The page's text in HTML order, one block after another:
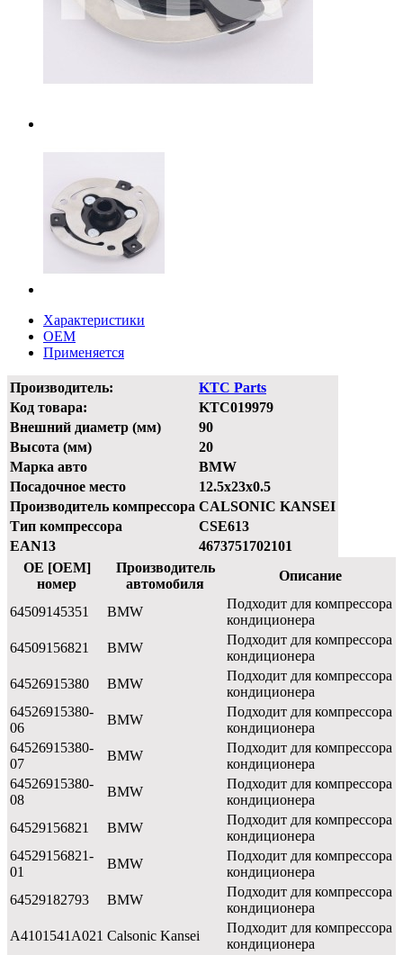
Характеристики
OEM
Применяется
Производитель:
KTC Parts
Код товара:
KTC019979
Внешний диаметр (мм)
90
Высота (мм)
20
Марка авто
BMW
Посадочное место
12.5x23x0.5
Производитель компрессора CALSONIC KANSEI
Тип компрессора
CSE613
EAN13
4673751702101
OE [OEM]
номер
Производитель
автомобиля
Описание
64509145351 BMW
Подходит для компрессора
кондиционера
64509156821
BMW
Подходит для компрессора
кондиционера
64526915380
BMW
Подходит для компрессора
кондиционера
64526915380-
06
BMW
Подходит для компрессора
кондиционера
64526915380-
07
BMW
Подходит для компрессора
кондиционера
64526915380-
08
BMW
Подходит для компрессора
кондиционера
64529156821
BMW
Подходит для компрессора
кондиционера
64529156821-
01
BMW
Подходит для компрессора
кондиционера
64529182793
BMW
Подходит для компрессора
кондиционера
A4101541A021 Calsonic Kansei
Подходит для компрессора
кондиционера